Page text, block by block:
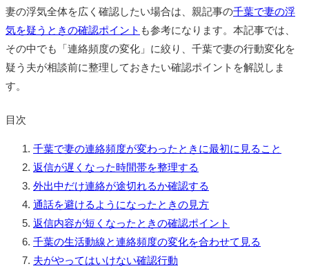
妻の浮気全体を広く確認したい場合は、親記事の千葉で妻の浮
気を疑うときの確認ポイント も参考になります。本記事では、
その中でも「連絡頻度の変化」に絞り、千葉で妻の行動変化を
疑う夫が相談前に整理しておきたい確認ポイントを解説しま
す。
目次
千葉で妻の連絡頻度が変わったときに最初に見ること
返信が遅くなった時間帯を整理する
外出中だけ連絡が途切れるか確認する
通話を避けるようになったときの見方
返信内容が短くなったときの確認ポイント
千葉の生活動線と連絡頻度の変化を合わせて見る
夫がやってはいけない確認行動